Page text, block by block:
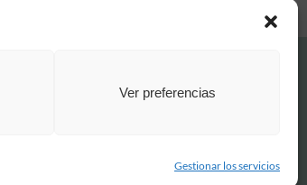
Gestionar los servicios
Ver preferencias
Condiciones de contratación